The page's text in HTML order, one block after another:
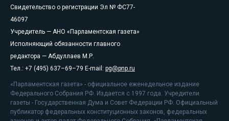
Свидетельство о регистрации Эл № ФС77-
46097
Учредитель — АНО «Парламентская газета»
Исполняющий обязанности главного
редактора — Абдуллаев М.Р.
Тел.: +7 (495) 637–69–79 E-mail: pg@pnp.ru
«Парламентская газета» - официальное еженедельное издание
Федерального Собрания РФ. Издается с 1997 года. Учредители
газеты - Государственная Дума и Совет Федерации РФ. Официальный
публикатор федеральных конституционных законов, федеральных